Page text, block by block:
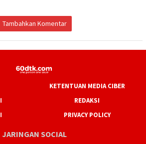
Tambahkan Komentar
KETENTUAN MEDIA CIBER
REDAKSI
PRIVACY POLICY
JARINGAN SOCIAL